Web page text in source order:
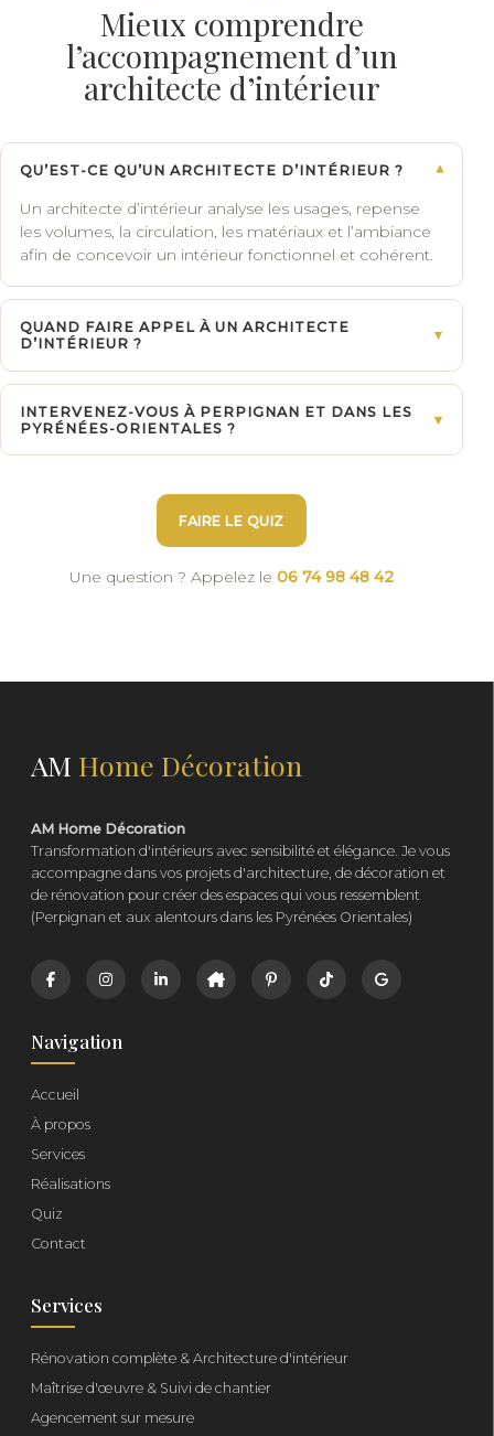
Mieux comprendre
l’accompagnement d’un
architecte d’intérieur
QU’EST-CE QU’UN ARCHITECTE D’INTÉRIEUR ? ▾
Un architecte d’intérieur analyse les usages, repense
les volumes, la circulation, les matériaux et l’ambiance
afin de concevoir un intérieur fonctionnel et cohérent.
QUAND FAIRE APPEL À UN ARCHITECTE
D’INTÉRIEUR ?
▾
INTERVENEZ-VOUS À PERPIGNAN ET DANS LES
PYRÉNÉES-ORIENTALES ?
▾
FAIRE LE QUIZ
Une question ? Appelez le 06 74 98 48 42
AM Home Décoration
AM Home Décoration
Transformation d'intérieurs avec sensibilité et élégance. Je vous
accompagne dans vos projets d'architecture, de décoration et
de rénovation pour créer des espaces qui vous ressemblent
(Perpignan et aux alentours dans les Pyrénées Orientales)
Navigation
Accueil
À propos
Services
Réalisations
Quiz
Contact
Services
Rénovation complète & Architecture d'intérieur
Maîtrise d'œuvre & Suivi de chantier
Agencement sur mesure